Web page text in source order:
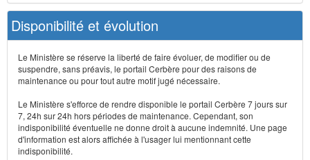
Disponibilité et évolution
Le Ministère se réserve la liberté de faire évoluer, de modifier ou de
suspendre, sans préavis, le portail Cerbère pour des raisons de
maintenance ou pour tout autre motif jugé nécessaire.
Le Ministère s'efforce de rendre disponible le portail Cerbère 7 jours sur
7, 24h sur 24h hors périodes de maintenance. Cependant, son
indisponibilité éventuelle ne donne droit à aucune indemnité. Une page
d'information est alors affichée à l'usager lui mentionnant cette
indisponibilité.